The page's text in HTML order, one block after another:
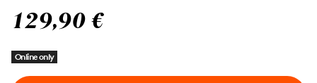
129,90 €
Online only